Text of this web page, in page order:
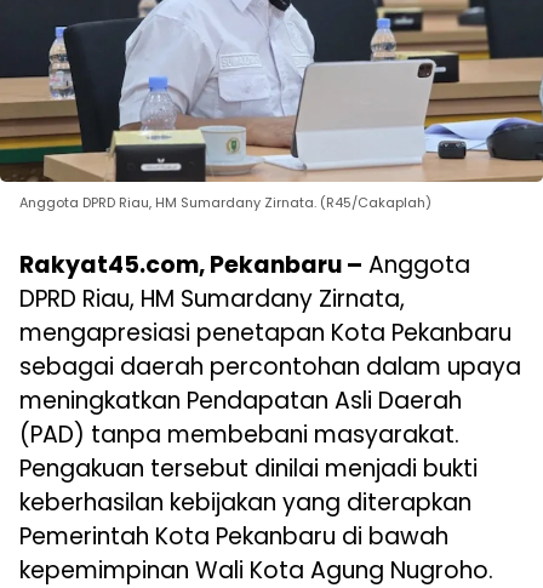
Anggota DPRD Riau, HM Sumardany Zirnata. (R45/Cakaplah)
Rakyat45.com, Pekanbaru – Anggota
DPRD Riau, HM Sumardany Zirnata,
mengapresiasi penetapan Kota Pekanbaru
sebagai daerah percontohan dalam upaya
meningkatkan Pendapatan Asli Daerah
(PAD) tanpa membebani masyarakat.
Pengakuan tersebut dinilai menjadi bukti
keberhasilan kebijakan yang diterapkan
Pemerintah Kota Pekanbaru di bawah
kepemimpinan Wali Kota Agung Nugroho.